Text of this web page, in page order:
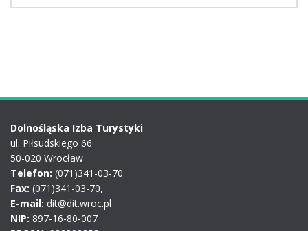
Dolnośląska Izba Turystyki
ul. Piłsudskiego 66
50-020 Wrocław
Telefon: (071)341-03-70
Fax: (071)341-03-70,
E-mail: dit@dit.wroc.pl
NIP: 897-16-80-007